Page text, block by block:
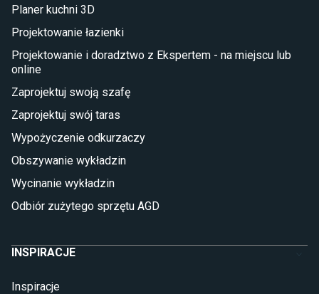
Koce i pledy
Płytki na balkon
Lampy stojące LED
Płytki
Płytki Cersanit
Płytki wielkoformatowe
Glazura
Płytki marmurowe
Planer kuchni 3D
Projektowanie łazienki
Projektowanie i doradztwo z Ekspertem - na miejscu lub
online
Zaprojektuj swoją szafę
Zaprojektuj swój taras
Wypożyczenie odkurzaczy
Obszywanie wykładzin
Wycinanie wykładzin
Odbiór zużytego sprzętu AGD
INSPIRACJE
Inspiracje